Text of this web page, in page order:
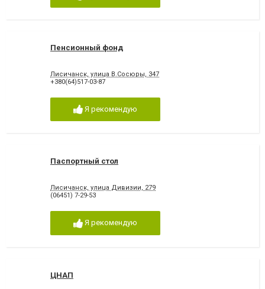
Пенсионный фонд
Лисичанск, улица В.Сосюры, 347
+380(64)517-03-87
Я рекомендую
Паспортный стол
Лисичанск, улица Дивизии, 279
(06451) 7-29-53
Я рекомендую
ЦНАП